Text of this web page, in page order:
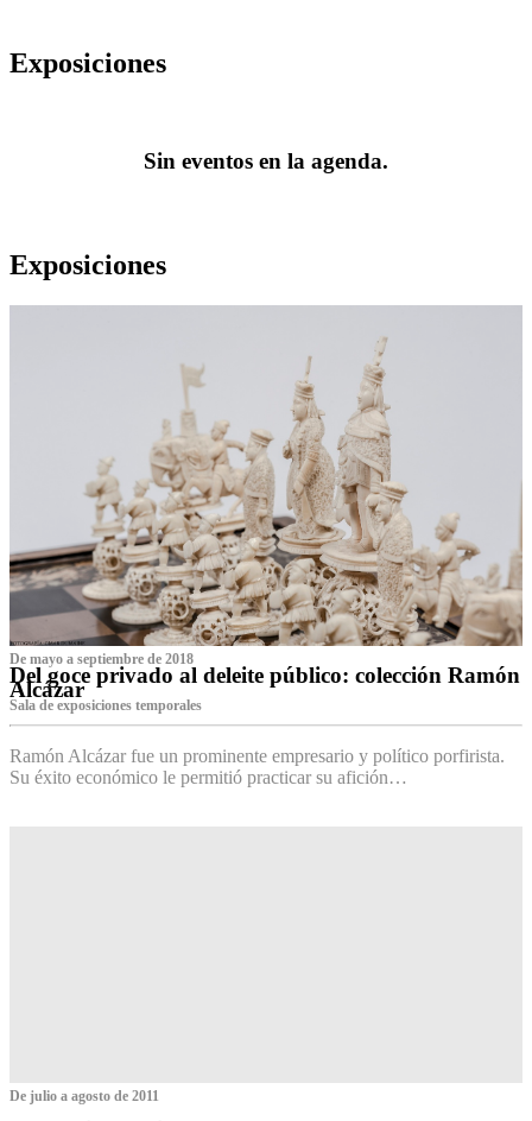
Exposiciones
Sin eventos en la agenda.
Exposiciones
De mayo a septiembre de 2018
Del goce privado al deleite público: colección Ramón
Alcázar
Sala de exposiciones temporales
Ramón Alcázar fue un prominente empresario y político porfirista.
Su éxito económico le permitió practicar su afición…
De julio a agosto de 2011